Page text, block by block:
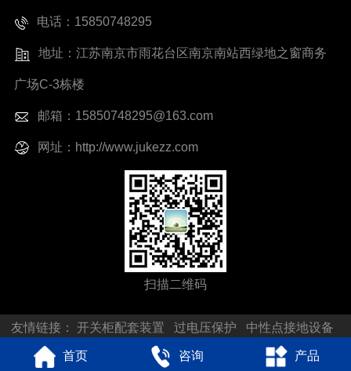
电话：15850748295
地址：江苏南京市雨花台区南京南站西绿地之窗商务
广场C-3栋楼
邮箱：15850748295@163.com
网址：http://www.jukezz.com
扫描二维码
友情链接： 开关柜配套装置 过电压保护 中性点接地设备
首页 咨询 产品